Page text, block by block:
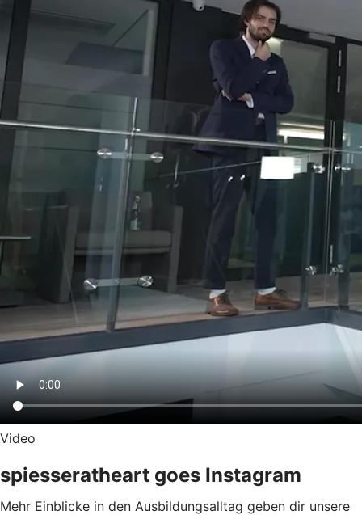
Video
spiesseratheart goes Instagram
Mehr Einblicke in den Ausbildungsalltag geben dir unsere